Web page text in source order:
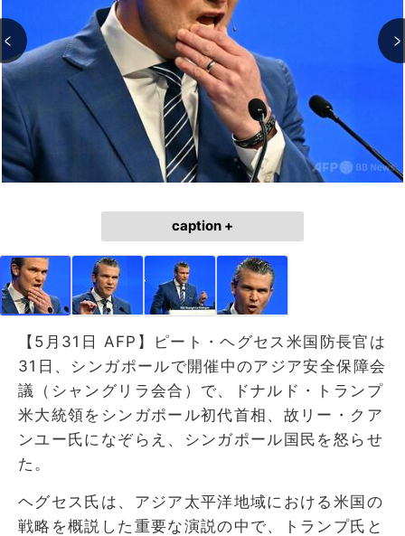
caption +
【5月31日 AFP】ピート・ヘグセス米国防長官は
31日、シンガポールで開催中のアジア安全保障会
議（シャングリラ会合）で、ドナルド・トランプ
米大統領をシンガポール初代首相、故リー・クア
ンユー氏になぞらえ、シンガポール国民を怒らせ
た。
ヘグセス氏は、アジア太平洋地域における米国の
戦略を概説した重要な演説の中で、トランプ氏と